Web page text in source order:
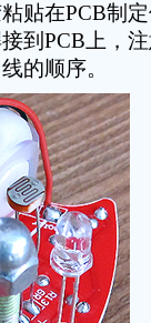
贴在PCB制
到PCB上，
的顺序。